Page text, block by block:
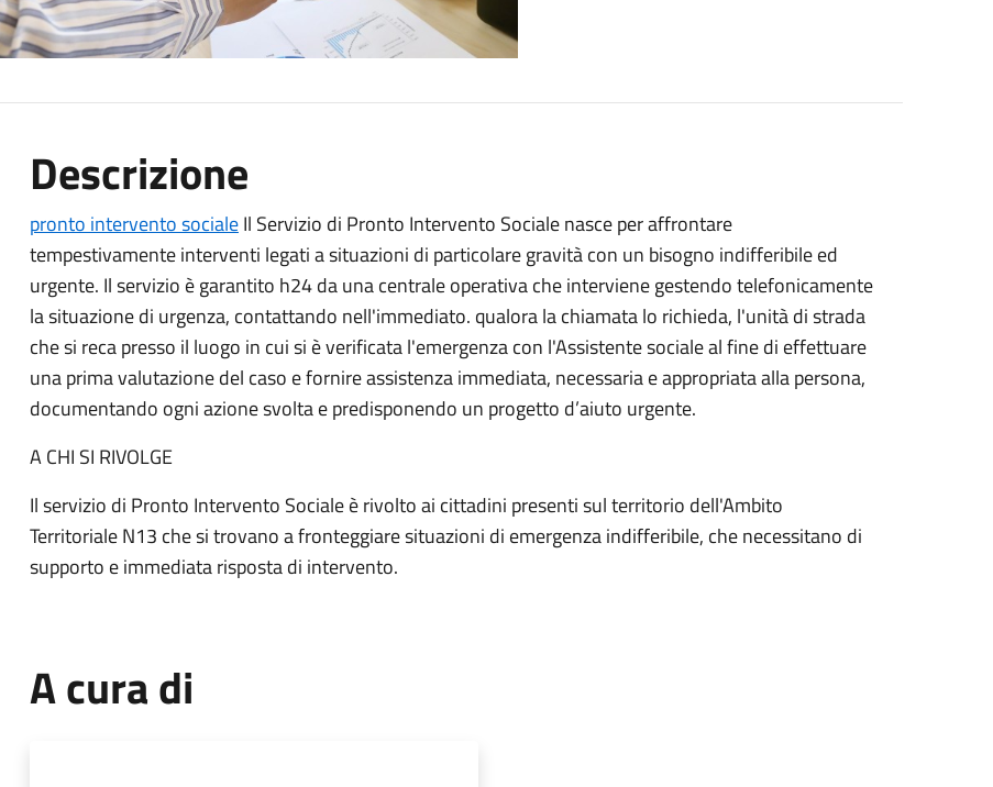
Descrizione
pronto intervento socialeIl Servizio di Pronto Intervento Sociale nasce per affrontare
tempestivamente interventi legati a situazioni di particolare gravità con un bisogno indifferibile ed
urgente. Il servizio è garantito h24 da una centrale operativa che interviene gestendo telefonicamente
la situazione di urgenza, contattando nell'immediato. qualora la chiamata lo richieda, l'unità di strada
che si reca presso il luogo in cui si è verificata l'emergenza con l'Assistente sociale al fine di effettuare
una prima valutazione del caso e fornire assistenza immediata, necessaria e appropriata alla persona,
documentando ogni azione svolta e predisponendo un progetto d’aiuto urgente.
A CHI SI RIVOLGE
Il servizio di Pronto Intervento Sociale è rivolto ai cittadini presenti sul territorio dell'Ambito
Territoriale N13 che si trovano a fronteggiare situazioni di emergenza indifferibile, che necessitano di
supporto e immediata risposta di intervento.
A cura di